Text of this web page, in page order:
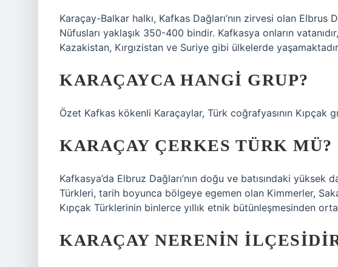
Karaçay-Balkar halkı, Kafkas Dağları’nın zirvesi olan Elbrus
Nüfusları yaklaşık 350-400 bindir. Kafkasya onların
Kazakistan, Kırgızistan ve Suriye gibi ülkelerde
KARAÇAYCA HANGI GRUP?
Özet Kafkas kökenli Karaçaylar, Türk coğrafyasının Kıpçak
KARAÇAY ÇERKES TÜRK MÜ?
Kafkasya’da Elbruz Dağları’nın doğu ve batısındaki
Türkleri, tarih boyunca bölgeye egemen olan Kimmerler,
Kıpçak Türklerinin binlerce yıllık etnik bütünleşmesinden
KARAÇAY NERENIN